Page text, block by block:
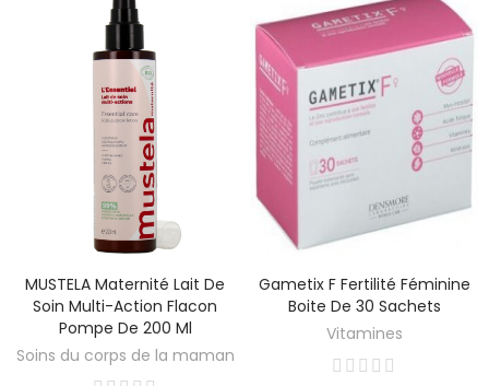
MUSTELA Maternité Lait De
Soin Multi-Action Flacon
Pompe De 200 Ml
Soins du corps de la maman
Gametix F Fertilité Féminine
Boite De 30 Sachets
Vitamines